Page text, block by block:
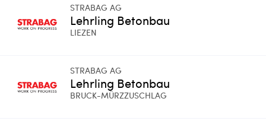
STRABAG AG
Lehrling Betonbau
LIEZEN
STRABAG AG
Lehrling Betonbau
BRUCK-MÜRZZUSCHLAG